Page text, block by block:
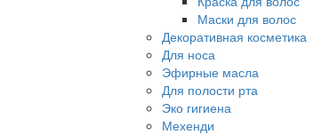
Маски для волос
Декоративная косметика
Для носа
Эфирные масла
Для полости рта
Эко гигиена
Мехенди